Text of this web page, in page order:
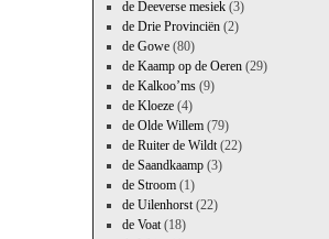
de Deeverse mesiek(3)
de Drie Provinciën(2)
de Gowe(80)
de Kaamp op de Oeren(29)
de Kalkoo’ms(9)
de Kloeze(4)
de Olde Willem(79)
de Ruiter de Wildt(22)
de Saandkaamp(3)
de Stroom(1)
de Uilenhorst(22)
de Voat(18)